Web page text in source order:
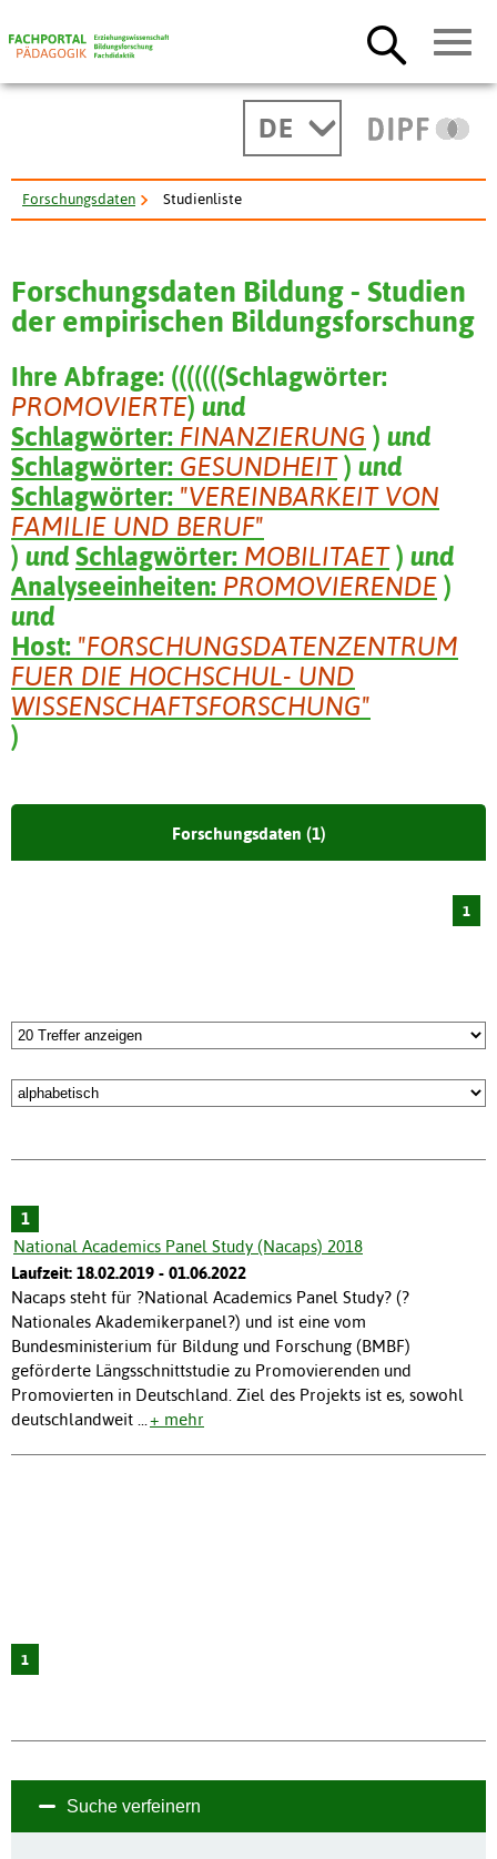
DE
Forschungsdaten Studienliste
Forschungsdaten Bildung - Studien
der empirischen Bildungsforschung
Ihre Abfrage: (((((((Schlagwörter:
PROMOVIERTE) und
Schlagwörter: FINANZIERUNG ) und
Schlagwörter: GESUNDHEIT ) und
Schlagwörter: "VEREINBARKEIT VON
FAMILIE UND BERUF"
) und Schlagwörter: MOBILITAET ) und
Analyseeinheiten: PROMOVIERENDE )
und
Host: "FORSCHUNGSDATENZENTRUM
FUER DIE HOCHSCHUL- UND
WISSENSCHAFTSFORSCHUNG"
)
Forschungsdaten (1)
1
1
National Academics Panel Study (Nacaps) 2018
Laufzeit: 18.02.2019 - 01.06.2022
Nacaps steht für ?National Academics Panel Study? (?
Nationales Akademikerpanel?) und ist eine vom
Bundesministerium für Bildung und Forschung (BMBF)
geförderte Längsschnittstudie zu Promovierenden und
Promovierten in Deutschland. Ziel des Projekts ist es, sowohl
deutschlandweit
+ mehr
1
Suche verfeinern